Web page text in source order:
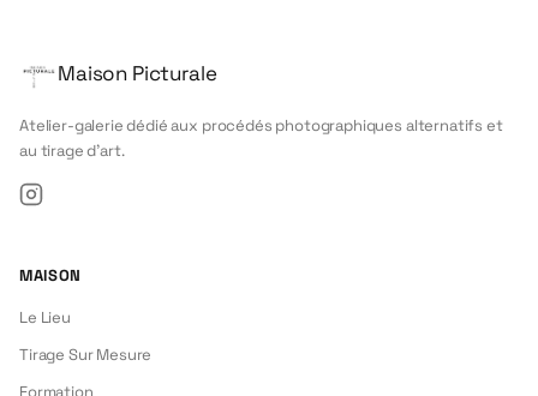
Maison Picturale
Atelier-galerie dédié aux procédés photographiques alternatifs et
au tirage d'art.
MAISON
Le Lieu
Tirage Sur Mesure
Formation